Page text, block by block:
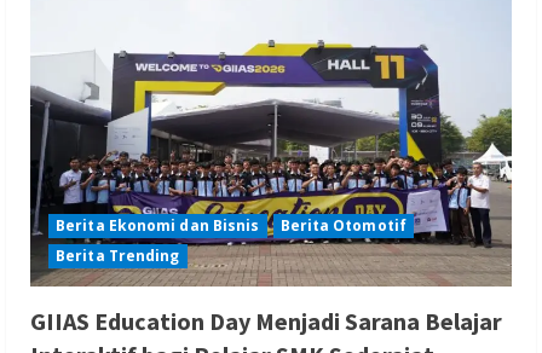
Berita Ekonomi dan Bisnis
Berita Otomotif
Berita Trending
GIIAS Education Day Menjadi Sarana Belajar